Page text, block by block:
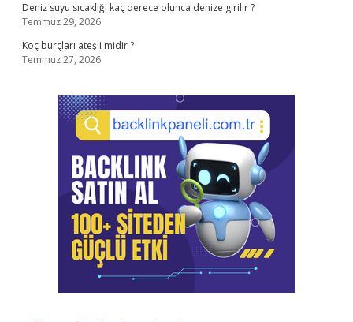
Deniz suyu sıcaklığı kaç derece olunca denize girilir ?
Temmuz 29, 2026
Koç burçları ateşli midir ?
Temmuz 27, 2026